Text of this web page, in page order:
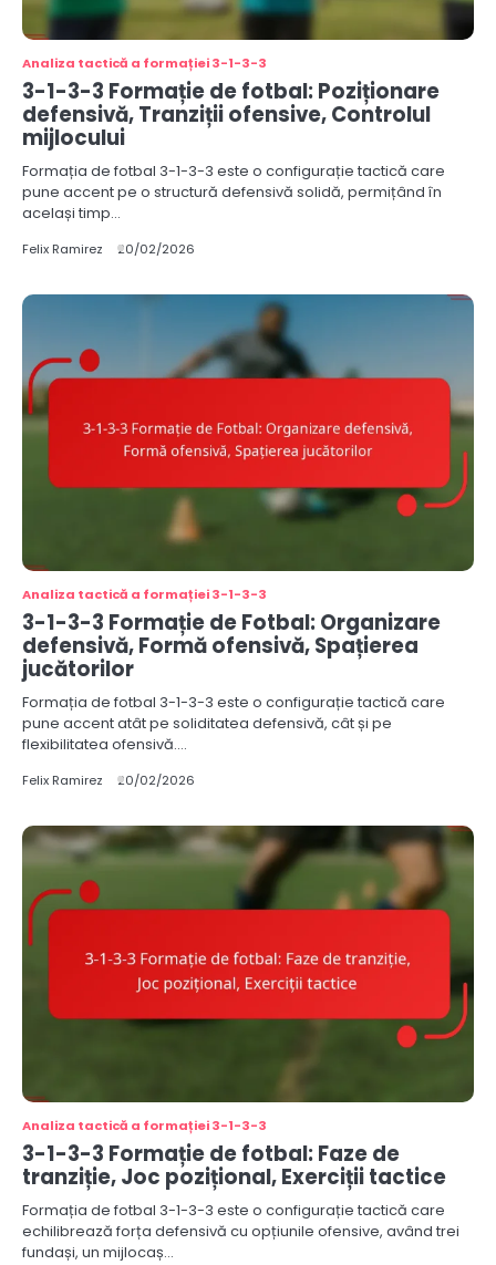
Analiza tactică a formației 3-1-3-3
3-1-3-3 Formație de fotbal: Poziționare
defensivă, Tranziții ofensive, Controlul
mijlocului
Formația de fotbal 3-1-3-3 este o configurație tactică care
pune accent pe o structură defensivă solidă, permițând în
același timp…
Felix Ramirez 20/02/2026
Analiza tactică a formației 3-1-3-3
3-1-3-3 Formație de Fotbal: Organizare
defensivă, Formă ofensivă, Spațierea
jucătorilor
Formația de fotbal 3-1-3-3 este o configurație tactică care
pune accent atât pe soliditatea defensivă, cât și pe
flexibilitatea ofensivă.…
Felix Ramirez 20/02/2026
Analiza tactică a formației 3-1-3-3
3-1-3-3 Formație de fotbal: Faze de
tranziție, Joc pozițional, Exerciții tactice
Formația de fotbal 3-1-3-3 este o configurație tactică care
echilibrează forța defensivă cu opțiunile ofensive, având trei
fundași, un mijlocaș…